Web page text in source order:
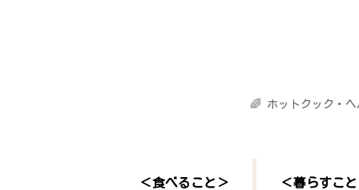
🌈 ホットクック・
＜食べること＞ ＜暮らすこ